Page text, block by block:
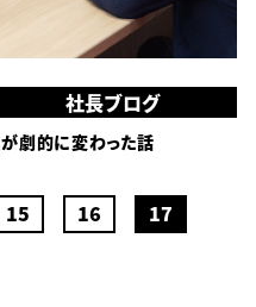
社長ブログ
劇的に変わった話
15 16 17